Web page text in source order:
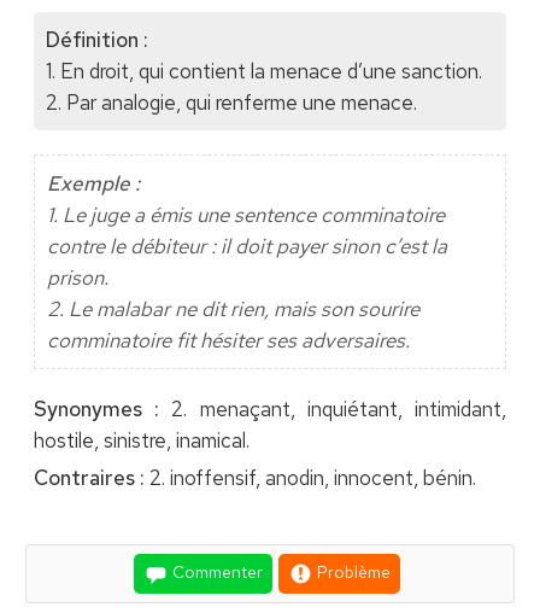
Définition :
1. En droit, qui contient la menace d’une sanction.
2. Par analogie, qui renferme une menace.
Exemple :
1. Le juge a émis une sentence comminatoire
contre le débiteur : il doit payer sinon c’est la
prison.
2. Le malabar ne dit rien, mais son sourire
comminatoire fit hésiter ses adversaires.
Synonymes : 2. menaçant, inquiétant, intimidant,
hostile, sinistre, inamical.
Contraires : 2. inoffensif, anodin, innocent, bénin.
Commenter Problème